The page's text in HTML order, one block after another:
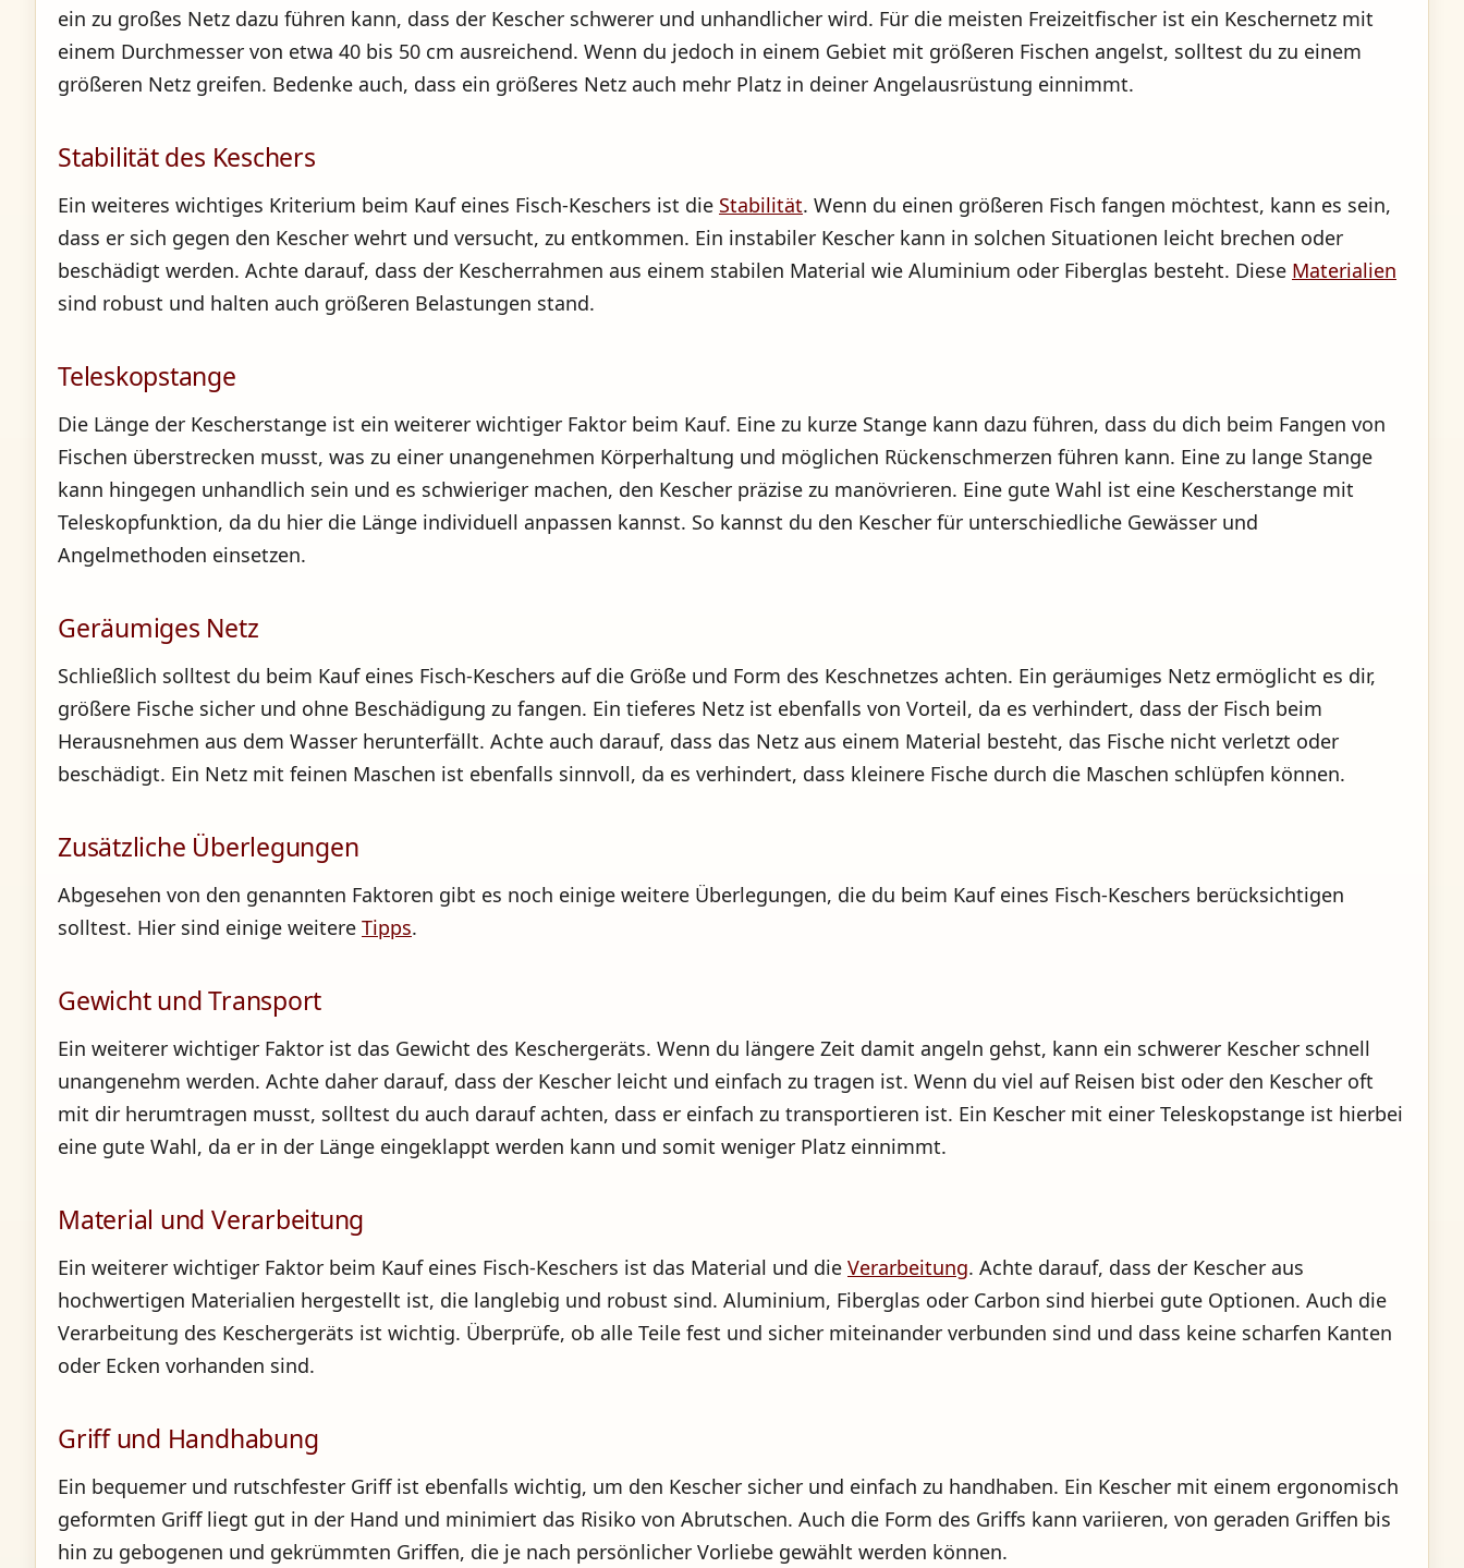
ein zu großes Netz dazu führen kann, dass der Kescher schwerer und unhandlicher wird. Für die meisten Freizeitfischer ist ein Keschernetz mit
einem Durchmesser von etwa 40 bis 50 cm ausreichend. Wenn du jedoch in einem Gebiet mit größeren Fischen angelst, solltest du zu einem
größeren Netz greifen. Bedenke auch, dass ein größeres Netz auch mehr Platz in deiner Angelausrüstung einnimmt.
Stabilität des Keschers
Ein weiteres wichtiges Kriterium beim Kauf eines Fisch-Keschers ist die Stabilität. Wenn du einen größeren Fisch fangen möchtest, kann es sein,
dass er sich gegen den Kescher wehrt und versucht, zu entkommen. Ein instabiler Kescher kann in solchen Situationen leicht brechen oder
beschädigt werden. Achte darauf, dass der Kescherrahmen aus einem stabilen Material wie Aluminium oder Fiberglas besteht. Diese Materialien
sind robust und halten auch größeren Belastungen stand.
Teleskopstange
Die Länge der Kescherstange ist ein weiterer wichtiger Faktor beim Kauf. Eine zu kurze Stange kann dazu führen, dass du dich beim Fangen von
Fischen überstrecken musst, was zu einer unangenehmen Körperhaltung und möglichen Rückenschmerzen führen kann. Eine zu lange Stange
kann hingegen unhandlich sein und es schwieriger machen, den Kescher präzise zu manövrieren. Eine gute Wahl ist eine Kescherstange mit
Teleskopfunktion, da du hier die Länge individuell anpassen kannst. So kannst du den Kescher für unterschiedliche Gewässer und
Angelmethoden einsetzen.
Geräumiges Netz
Schließlich solltest du beim Kauf eines Fisch-Keschers auf die Größe und Form des Keschnetzes achten. Ein geräumiges Netz ermöglicht es dir,
größere Fische sicher und ohne Beschädigung zu fangen. Ein tieferes Netz ist ebenfalls von Vorteil, da es verhindert, dass der Fisch beim
Herausnehmen aus dem Wasser herunterfällt. Achte auch darauf, dass das Netz aus einem Material besteht, das Fische nicht verletzt oder
beschädigt. Ein Netz mit feinen Maschen ist ebenfalls sinnvoll, da es verhindert, dass kleinere Fische durch die Maschen schlüpfen können.
Zusätzliche Überlegungen
Abgesehen von den genannten Faktoren gibt es noch einige weitere Überlegungen, die du beim Kauf eines Fisch-Keschers berücksichtigen
solltest. Hier sind einige weitere Tipps.
Gewicht und Transport
Ein weiterer wichtiger Faktor ist das Gewicht des Keschergeräts. Wenn du längere Zeit damit angeln gehst, kann ein schwerer Kescher schnell
unangenehm werden. Achte daher darauf, dass der Kescher leicht und einfach zu tragen ist. Wenn du viel auf Reisen bist oder den Kescher oft
mit dir herumtragen musst, solltest du auch darauf achten, dass er einfach zu transportieren ist. Ein Kescher mit einer Teleskopstange ist hierbei
eine gute Wahl, da er in der Länge eingeklappt werden kann und somit weniger Platz einnimmt.
Material und Verarbeitung
Ein weiterer wichtiger Faktor beim Kauf eines Fisch-Keschers ist das Material und die Verarbeitung. Achte darauf, dass der Kescher aus
hochwertigen Materialien hergestellt ist, die langlebig und robust sind. Aluminium, Fiberglas oder Carbon sind hierbei gute Optionen. Auch die
Verarbeitung des Keschergeräts ist wichtig. Überprüfe, ob alle Teile fest und sicher miteinander verbunden sind und dass keine scharfen Kanten
oder Ecken vorhanden sind.
Griff und Handhabung
Ein bequemer und rutschfester Griff ist ebenfalls wichtig, um den Kescher sicher und einfach zu handhaben. Ein Kescher mit einem ergonomisch
geformten Griff liegt gut in der Hand und minimiert das Risiko von Abrutschen. Auch die Form des Griffs kann variieren, von geraden Griffen bis
hin zu gebogenen und gekrümmten Griffen, die je nach persönlicher Vorliebe gewählt werden können.